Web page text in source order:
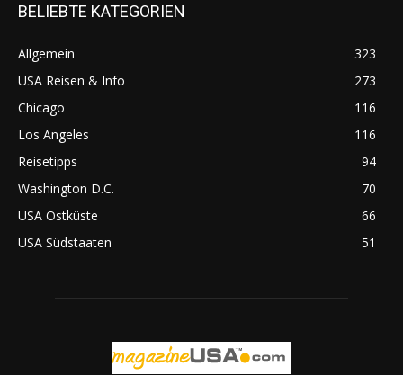
BELIEBTE KATEGORIEN
Allgemein
323
USA Reisen & Info
273
Chicago
116
Los Angeles
116
Reisetipps
94
Washington D.C.
70
USA Ostküste
66
USA Südstaaten
51